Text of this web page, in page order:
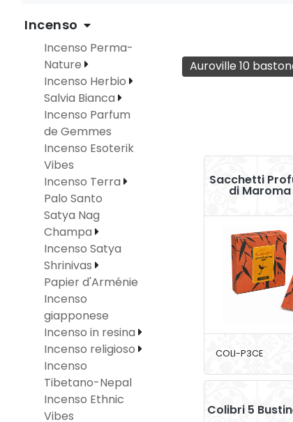
Incenso
Incenso Perma-
Nature
Incenso Herbio
Salvia Bianca
Incenso Parfum
de Gemmes
Incenso Esoterik
Vibes
Incenso Terra
Palo Santo
Satya Nag
Champa
Incenso Satya
Shrinivas
Papier d'Arménie
Incenso
giapponese
Incenso in resina
Incenso religioso
Incenso
Tibetano-Nepal
Incenso Ethnic
Vibes
Auroville 10
Sacchetti
di
COLI-P3CE
Colibri 5